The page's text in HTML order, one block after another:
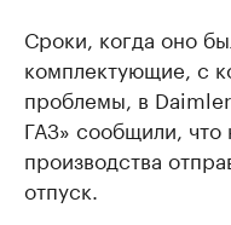
Сроки, когда оно
комплектующие, с
проблемы, в
ГАЗ» сообщили, что
производства
отпуск.